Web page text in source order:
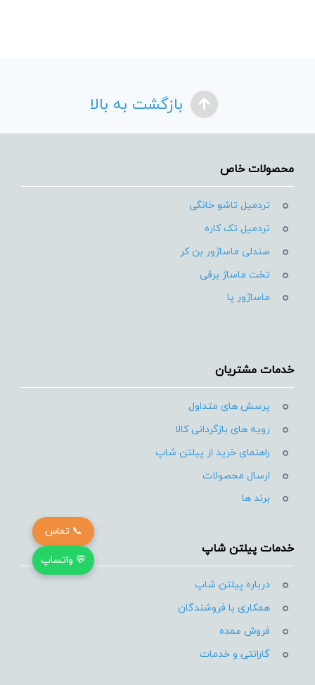
بازگشت به بالا
محصولات خاص
تردمیل تاشو خانگی
تردمیل تک کاره
صندلی ماساژور بن کر
تخت ماساژ برقی
ماساژور پا
خدمات مشتریان
پرسش های متداول
رویه های بازگردانی کالا
راهنمای خرید از پیلتن شاپ
ارسال محصولات
برند ها
خدمات پیلتن شاپ
درباره پیلتن شاپ
همکاری با فروشندگان
فروش عمده
گارانتی و خدمات
📞 تماس
💬 واتساپ